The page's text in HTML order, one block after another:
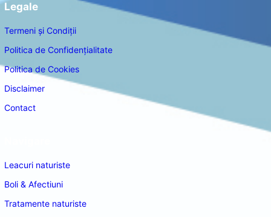
Legale
Termeni și Condiții
Politica de Confidențialitate
Politica de Cookies
Disclaimer
Contact
Leacuri naturiste
Boli & Afectiuni
Tratamente naturiste